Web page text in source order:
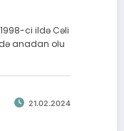
ci ildə Cəli
anadan olu
21.02.2024